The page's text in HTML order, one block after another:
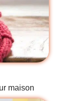
maison